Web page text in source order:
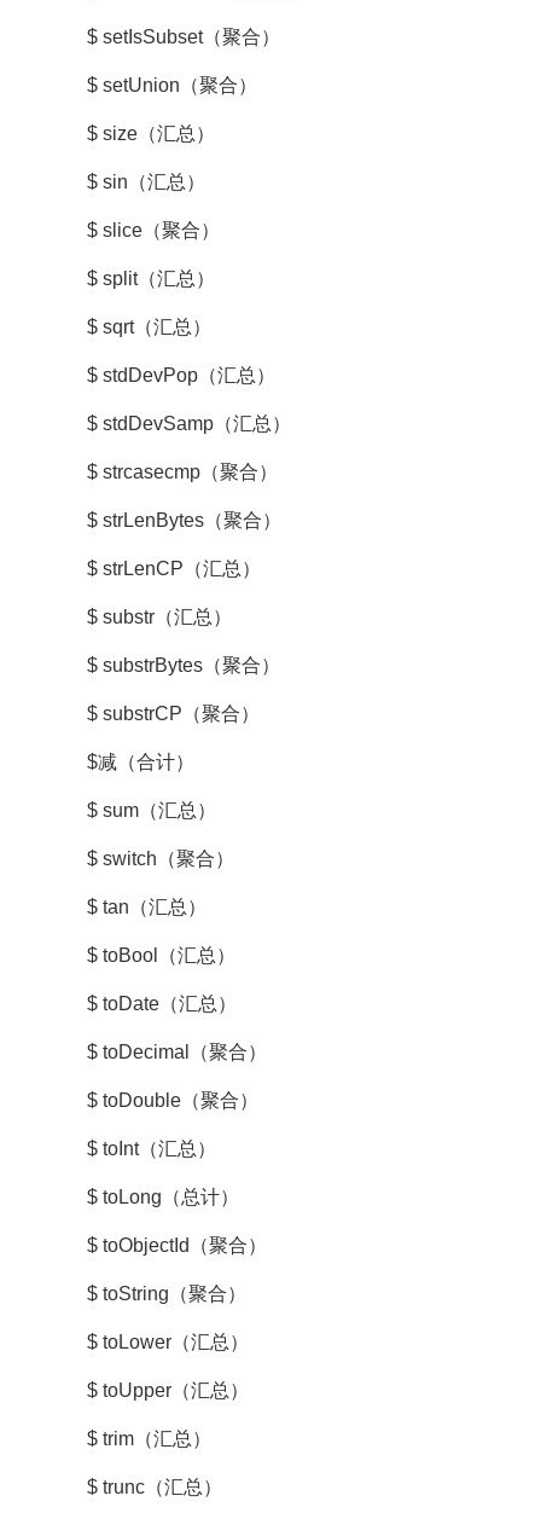
$ setIsSubset（聚合）
$ setUnion（聚合）
$ size（汇总）
$ sin（汇总）
$ slice（聚合）
$ split（汇总）
$ sqrt（汇总）
$ stdDevPop（汇总）
$ stdDevSamp（汇总）
$ strcasecmp（聚合）
$ strLenBytes（聚合）
$ strLenCP（汇总）
$ substr（汇总）
$ substrBytes（聚合）
$ substrCP（聚合）
$减（合计）
$ sum（汇总）
$ switch（聚合）
$ tan（汇总）
$ toBool（汇总）
$ toDate（汇总）
$ toDecimal（聚合）
$ toDouble（聚合）
$ toInt（汇总）
$ toLong（总计）
$ toObjectId（聚合）
$ toString（聚合）
$ toLower（汇总）
$ toUpper（汇总）
$ trim（汇总）
$ trunc（汇总）